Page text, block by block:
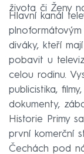
života či Ženy
Hlavní kanál
diváky, kteří
pobavit u
celou rodinu.
publicistika,
dokumenty,
Historie Primy
první komerční
Čechách pod